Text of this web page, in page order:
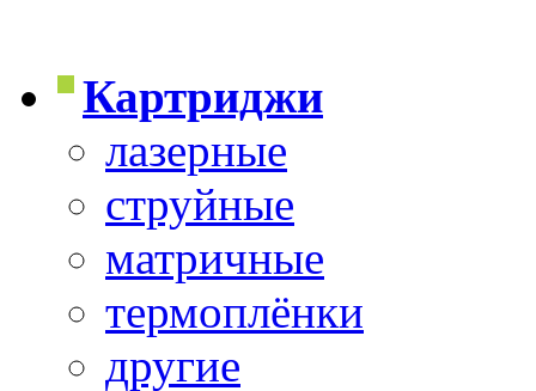
Картриджи
лазерные
струйные
матричные
термоплёнки
другие